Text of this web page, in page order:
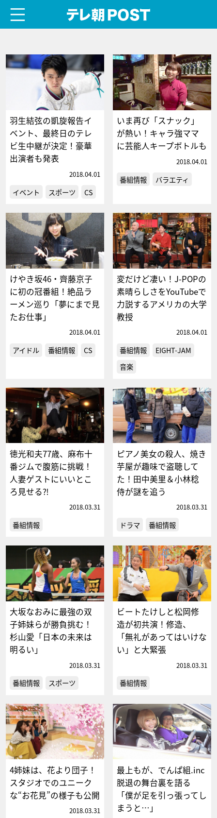
羽生結弦の凱旋報告イ
ベント、最終日のテレ
ビ生中継が決定！豪華
出演者も発表
2018.04.01
イベント スポーツ CS
いま再び「スナック」
が熱い！キャラ強ママ
に芸能人キープボトルも
2018.04.01
番組情報 バラエティ
けやき坂46・齊藤京子
に初の冠番組！絶品ラ
ーメン巡り「夢にまで見
たお仕事」
2018.04.01
アイドル 番組情報 CS
変だけど凄い！J-POPの
素晴らしさをYouTubeで
力説するアメリカの大学
教授
2018.04.01
番組情報
EIGHT-JAM
音楽
徳光和夫77歳、麻布十
番ジムで腹筋に挑戦！
人妻ゲストにいいとこ
ろ見せる⁈
2018.03.31
番組情報
ピアノ美女の殺人、焼き
芋屋が趣味で盗聴して
た！田中美里＆小林稔
侍が謎を追う
2018.03.31
ドラマ 番組情報
大坂なおみに最強の双
子姉妹らが勝負挑む！
杉山愛「日本の未来は
明るい」
2018.03.31
番組情報 スポーツ
ビートたけしと松岡修
造が初共演！修造、
「無礼があってはいけな
い」と大緊張
2018.03.31
番組情報
4姉妹は、花より団子！
スタジオでのユニーク
な“お花見”の様子も公開
2018.03.31
最上もが、でんぱ組.inc
脱退の舞台裏を語る
「僕が足を引っ張ってし
まうと…」